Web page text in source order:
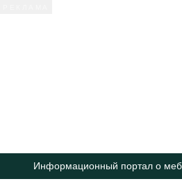
Информационный портал о